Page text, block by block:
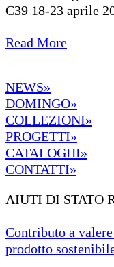
C39 18-23 aprile
Read More
NEWS»
DOMINGO»
COLLEZIONI»
PROGETTI»
CATALOGHI»
CONTATTI»
AIUTI DI STATO
Contributo a
prodotto